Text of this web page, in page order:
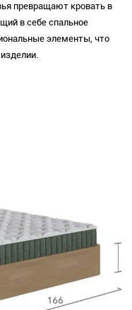
превращают кровать в
в себе спальное
элементы, что